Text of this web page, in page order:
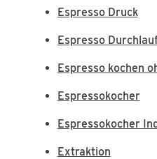
Espresso Druck
Espresso
Espresso kochen
Espressokocher
Espressokocher
Extraktion